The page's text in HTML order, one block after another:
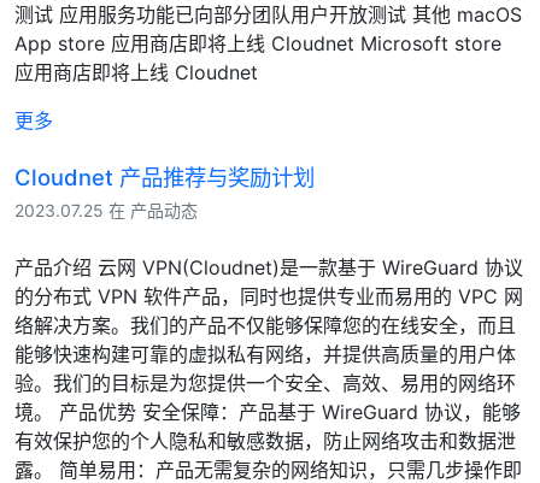
测试 应用服务功能已向部分团队用户开放测试 其他 macOS
App store 应用商店即将上线 Cloudnet Microsoft store
应用商店即将上线 Cloudnet
更多
Cloudnet 产品推荐与奖励计划
2023.07.25 在 产品动态
产品介绍 云网 VPN(Cloudnet)是一款基于 WireGuard 协议
的分布式 VPN 软件产品，同时也提供专业而易用的 VPC 网
络解决方案。我们的产品不仅能够保障您的在线安全，而且
能够快速构建可靠的虚拟私有网络，并提供高质量的用户体
验。我们的目标是为您提供一个安全、高效、易用的网络环
境。 产品优势 安全保障：产品基于 WireGuard 协议，能够
有效保护您的个人隐私和敏感数据，防止网络攻击和数据泄
露。 简单易用：产品无需复杂的网络知识，只需几步操作即